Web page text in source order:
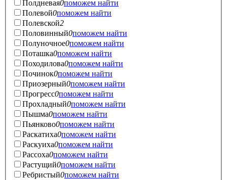
Полдневая0поможем найти
Полевой0поможем найти
Полевской2
Половинный0поможем найти
Полуночное0поможем найти
Поташка0поможем найти
Походилова0поможем найти
Починок0поможем найти
Приозерный0поможем найти
Прогресс0поможем найти
Прохладный0поможем найти
Пышма0поможем найти
Пьянково0поможем найти
Раскатиха0поможем найти
Раскуиха0поможем найти
Рассоха0поможем найти
Растущий0поможем найти
Ребристый0поможем найти